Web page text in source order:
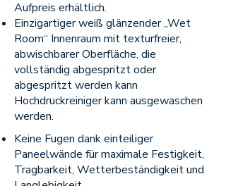
Aufpreis erhältlich.
Einzigartiger weiß glänzender „Wet
Room“ Innenraum mit texturfreier,
abwischbarer Oberfläche, die
vollständig abgespritzt oder
abgespritzt werden kann
Hochdruckreiniger kann ausgewaschen
werden.
Keine Fugen dank einteiliger
Paneelwände für maximale Festigkeit,
Tragbarkeit, Wetterbeständigkeit und